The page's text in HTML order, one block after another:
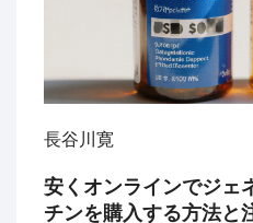
長谷川寛
安くオンラインでジェ
チンを購入する方法と